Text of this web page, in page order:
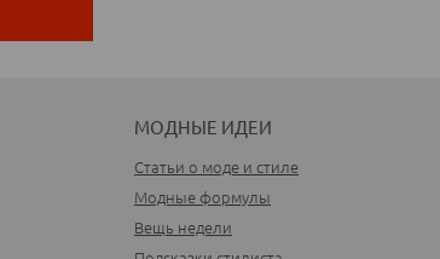
МОДНЫЕ ИДЕИ
Статьи о моде и стиле
Модные формулы
Вещь недели